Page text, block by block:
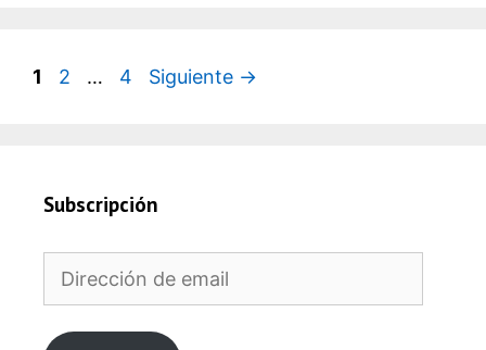
Página
1 Página
2 … Página
4 Siguiente →
Subscripción
de